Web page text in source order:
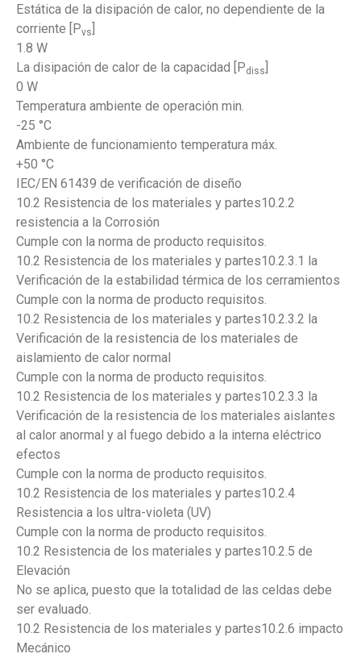
Estática de la disipación de calor, no dependiente de la
corriente [Pvs
1.8 W
La disipación de calor de la capacidad [Pdiss
0 W
Temperatura ambiente de operación min.
-25 °C
Ambiente de funcionamiento temperatura máx.
+50 °C
IEC/EN 61439 de verificación de diseño
10.2 Resistencia de los materiales y partes10.2.2
resistencia a la Corrosión
Cumple con la norma de producto requisitos.
10.2 Resistencia de los materiales y partes10.2.3.1 la
Verificación de la estabilidad térmica de los cerramientos
Cumple con la norma de producto requisitos.
10.2 Resistencia de los materiales y partes10.2.3.2 la
Verificación de la resistencia de los materiales de
aislamiento de calor normal
Cumple con la norma de producto requisitos.
10.2 Resistencia de los materiales y partes10.2.3.3 la
Verificación de la resistencia de los materiales aislantes
al calor anormal y al fuego debido a la interna eléctrico
efectos
Cumple con la norma de producto requisitos.
10.2 Resistencia de los materiales y partes10.2.4
Resistencia a los ultra-violeta (UV)
Cumple con la norma de producto requisitos.
10.2 Resistencia de los materiales y partes10.2.5 de
Elevación
No se aplica, puesto que la totalidad de las celdas debe
ser evaluado.
10.2 Resistencia de los materiales y partes10.2.6 impacto
Mecánico